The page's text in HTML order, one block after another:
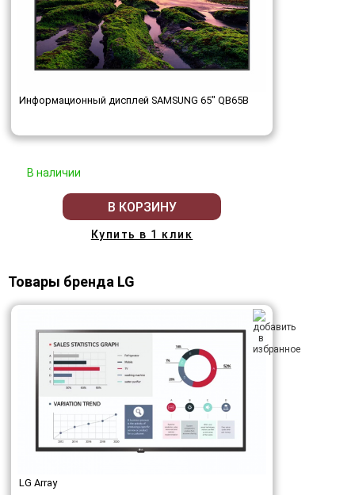
Информационный дисплей SAMSUNG 65" QB65B
В наличии
В КОРЗИНУ
Купить в 1 клик
Товары бренда LG
LG Array